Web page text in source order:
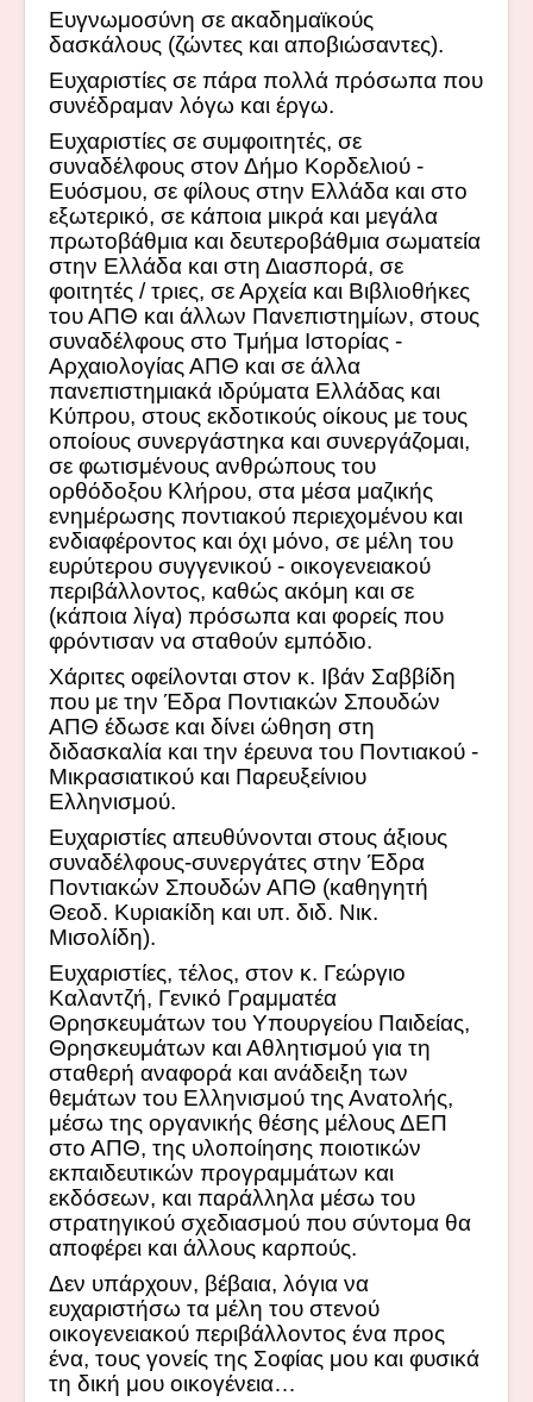
Ευγνωμοσύνη σε ακαδημαϊκούς
δασκάλους (ζώντες και αποβιώσαντες).
Ευχαριστίες σε πάρα πολλά πρόσωπα που
συνέδραμαν λόγω και έργω.
Eυχαριστίες σε συμφοιτητές, σε
συναδέλφους στον Δήμο Κορδελιού -
Ευόσμου, σε φίλους στην Ελλάδα και στο
εξωτερικό, σε κάποια μικρά και μεγάλα
πρωτοβάθμια και δευτεροβάθμια σωματεία
στην Ελλάδα και στη Διασπορά, σε
φοιτητές / τριες, σε Αρχεία και Βιβλιοθήκες
του ΑΠΘ και άλλων Πανεπιστημίων, στους
συναδέλφους στο Τμήμα Ιστορίας -
Αρχαιολογίας ΑΠΘ και σε άλλα
πανεπιστημιακά ιδρύματα Ελλάδας και
Κύπρου, στους εκδοτικούς οίκους με τους
οποίους συνεργάστηκα και συνεργάζομαι,
σε φωτισμένους ανθρώπους του
ορθόδοξου Κλήρου, στα μέσα μαζικής
ενημέρωσης ποντιακού περιεχομένου και
ενδιαφέροντος και όχι μόνο, σε μέλη του
ευρύτερου συγγενικού - οικογενειακού
περιβάλλοντος, καθώς ακόμη και σε
(κάποια λίγα) πρόσωπα και φορείς που
φρόντισαν να σταθούν εμπόδιο.
Χάριτες οφείλονται στον κ. Ιβάν Σαββίδη
που με την Έδρα Ποντιακών Σπουδών
ΑΠΘ έδωσε και δίνει ώθηση στη
διδασκαλία και την έρευνα του Ποντιακού -
Μικρασιατικού και Παρευξείνιου
Ελληνισμού.
Ευχαριστίες απευθύνονται στους άξιους
συναδέλφους-συνεργάτες στην Έδρα
Ποντιακών Σπουδών ΑΠΘ (καθηγητή
Θεοδ. Κυριακίδη και υπ. διδ. Νικ.
Μισολίδη).
Ευχαριστίες, τέλος, στον κ. Γεώργιο
Καλαντζή, Γενικό Γραμματέα
Θρησκευμάτων του Υπουργείου Παιδείας,
Θρησκευμάτων και Αθλητισμού για τη
σταθερή αναφορά και ανάδειξη των
θεμάτων του Ελληνισμού της Ανατολής,
μέσω της οργανικής θέσης μέλους ΔΕΠ
στο ΑΠΘ, της υλοποίησης ποιοτικών
εκπαιδευτικών προγραμμάτων και
εκδόσεων, και παράλληλα μέσω του
στρατηγικού σχεδιασμού που σύντομα θα
αποφέρει και άλλους καρπούς.
Δεν υπάρχουν, βέβαια, λόγια να
ευχαριστήσω τα μέλη του στενού
οικογενειακού περιβάλλοντος ένα προς
ένα, τους γονείς της Σοφίας μου και φυσικά
τη δική μου οικογένεια…